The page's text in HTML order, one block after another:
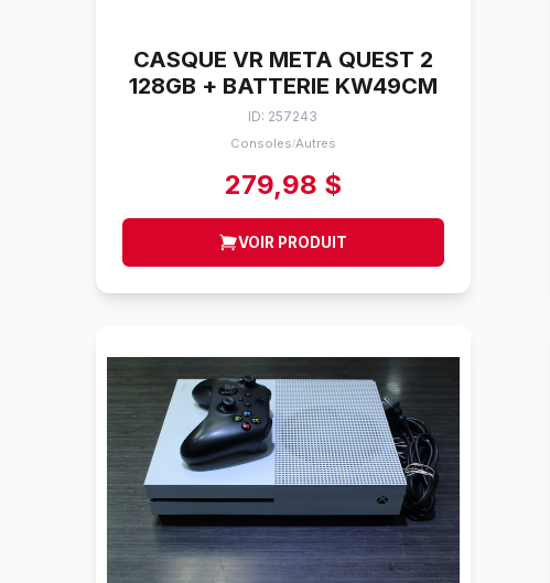
CASQUE VR META QUEST 2
128GB + BATTERIE KW49CM
ID: 257243
Consoles/Autres
279,98 $
VOIR PRODUIT